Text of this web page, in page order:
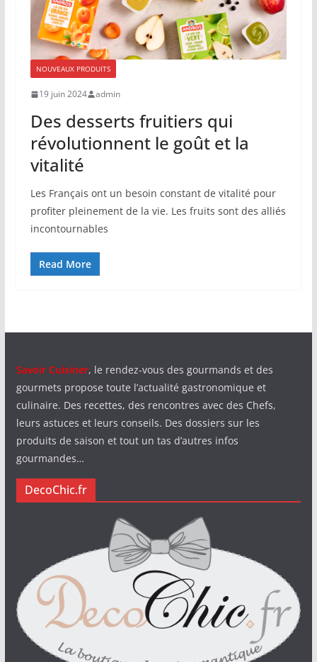
NOUVEAUX PRODUITS
19 juin 2024 admin
Des desserts fruitiers qui
révolutionnent le goût et la
vitalité
Les Français ont un besoin constant de vitalité pour
profiter pleinement de la vie. Les fruits sont des alliés
incontournables
Read More
Savoir Cuisiner, le rendez-vous des gourmands et des
gourmets propose toute l’actualité gastronomique et
culinaire. Des recettes, des rencontres avec des Chefs,
leurs astuces et leurs conseils. Des dossiers sur les
produits de saison et tout un tas d’autres infos
gourmandes…
DecoChic.fr